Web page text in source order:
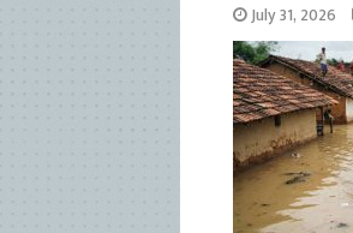
July 31, 2026